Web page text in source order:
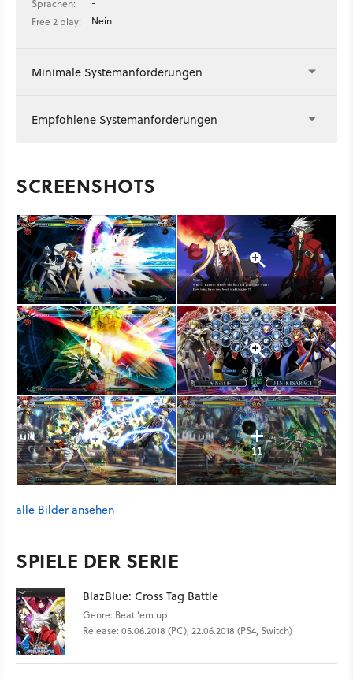
Sprachen:
-
Free 2 play:
Nein
Minimale Systemanforderungen
Empfohlene Systemanforderungen
SCREENSHOTS
11
alle Bilder ansehen
SPIELE DER SERIE
BlazBlue: Cross Tag Battle
Genre: Beat ’em up
Release: 05.06.2018 (PC), 22.06.2018 (PS4, Switch)